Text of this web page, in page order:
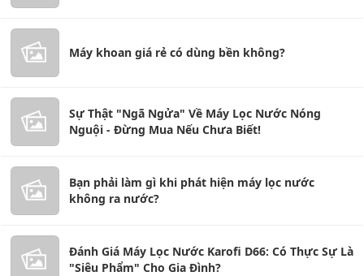
Máy khoan giá rẻ có dùng bền không?
Sự Thật "Ngã Ngửa" Về Máy Lọc Nước Nóng
Nguội - Đừng Mua Nếu Chưa Biết!
Bạn phải làm gì khi phát hiện máy lọc nước
không ra nước?
Đánh Giá Máy Lọc Nước Karofi D66: Có Thực Sự Là
"Siêu Phẩm" Cho Gia Đình?